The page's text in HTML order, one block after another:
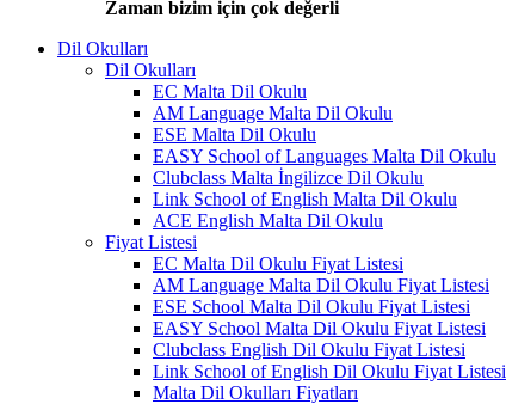
Zaman bizim için çok değerli
Dil Okulları
Dil Okulları
EC Malta Dil Okulu
AM Language Malta Dil Okulu
ESE Malta Dil Okulu
EASY School of Languages Malta Dil Okulu
Clubclass Malta İngilizce Dil Okulu
Link School of English Malta Dil Okulu
ACE English Malta Dil Okulu
Fiyat Listesi
EC Malta Dil Okulu Fiyat Listesi
AM Language Malta Dil Okulu Fiyat Listesi
ESE School Malta Dil Okulu Fiyat Listesi
EASY School Malta Dil Okulu Fiyat Listesi
Clubclass English Dil Okulu Fiyat Listesi
Link School of English Dil Okulu Fiyat Listesi
Malta Dil Okulları Fiyatları